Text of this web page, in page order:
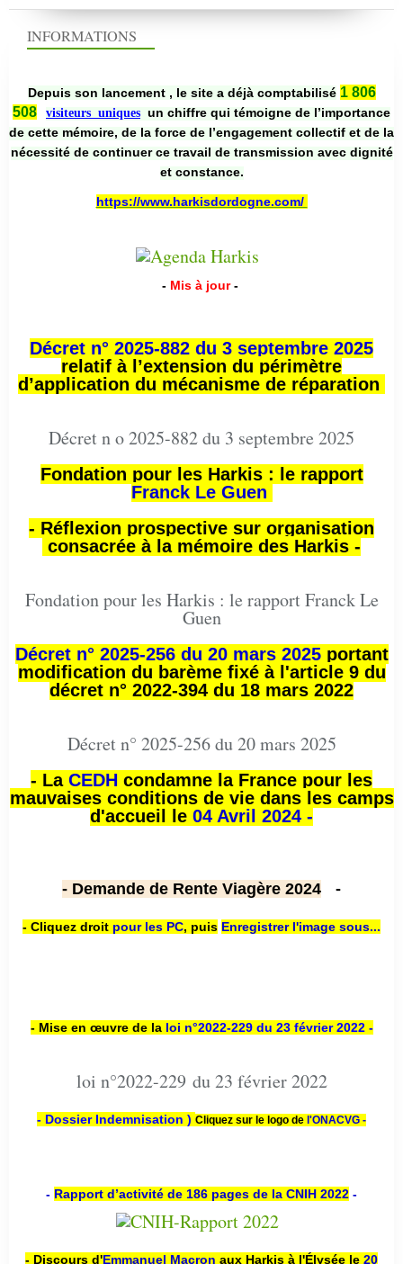
INFORMATIONS
Depuis son lancement , le site a déjà comptabilisé 1 806
508
visiteurs uniques un chiffre qui témoigne de l’importance
de cette mémoire, de la force de l’engagement collectif et de la
nécessité de continuer ce travail de transmission avec dignité
et constance.
https://www.harkisdordogne.com/
- Mis à jour -
Décret n° 2025-882 du 3 septembre 2025
relatif à l’extension du périmètre
d’application du mécanisme de réparation
Décret n o 2025-882 du 3 septembre 2025
Fondation pour les Harkis : le rapport
Franck Le Guen
- Réflexion prospective sur organisation
consacrée à la mémoire des Harkis -
Fondation pour les Harkis : le rapport Franck Le
Guen
Décret n° 2025-256 du 20 mars 2025portant
modification du barème fixé à l'article 9 du
décret n° 2022-394 du 18 mars 2022
Décret n° 2025-256 du 20 mars 2025
- La CEDH condamne la France pour les
mauvaises conditions de vie dans les camps
d'accueil le 04 Avril 2024 -
- Demande de Rente Viagère 2024 -
- Cliquez droit pour les PC, puis Enregistrer l'image sous...
- Mise en œuvre de la loi n°2022-229 du 23 février 2022 -
loi n°2022-229 du 23 février 2022
- Dossier Indemnisation ) Cliquez sur le logo de l'ONACVG -
- Rapport d’activité de 186 pages de la CNIH 2022 -
- Discours d'Emmanuel Macron aux Harkis à l'Élysée le 20